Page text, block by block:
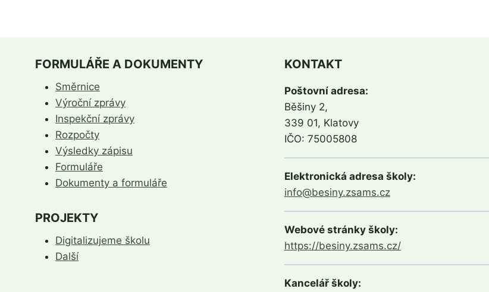
FORMULÁŘE A DOKUMENTY
Směrnice
Výroční zprávy
Inspekční zprávy
Rozpočty
Výsledky zápisu
Formuláře
Dokumenty a formuláře
PROJEKTY
Digitalizujeme školu
Další
KONTAKT
Poštovní adresa:
Běšiny 2,
339 01, Klatovy
IČO: 75005808
Elektronická adresa školy:
info@besiny.zsams.cz
Webové stránky školy:
https://besiny.zsams.cz/
Kancelář školy: